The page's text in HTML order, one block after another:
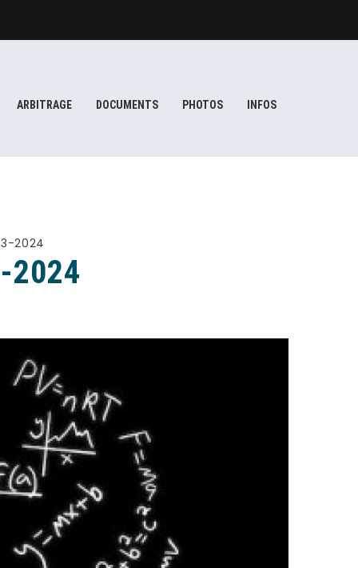
ARBITRAGE DOCUMENTS PHOTOS INFOS
2024
2024